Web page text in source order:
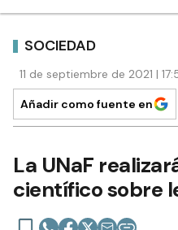
SOCIEDAD
11 de septiembre de 2021 |
Añadir como fuente en
La UNaF
científico sobre